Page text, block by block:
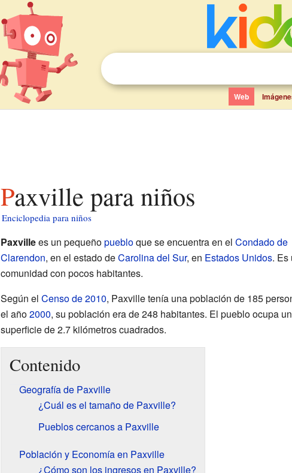
Web
Paxville para niños
Enciclopedia para niños
Paxvillees un pequeñopuebloque se encuentra en el Condado de
Clarendon, en el estado deCarolina del Sur, en Estados Unidos. Es
comunidad con pocos habitantes.
Según el Censo de 2010, Paxville tenía una población de 185
el año2000, su población era de 248 habitantes. El pueblo ocupa
superficie de 2.7 kilómetros cuadrados.
Contenido
Geografía de Paxville
¿Cuál es el tamaño de Paxville?
Pueblos cercanos a Paxville
Población y Economía en Paxville
¿Cómo son los ingresos en Paxville?